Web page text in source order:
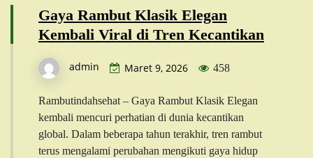
Gaya Rambut Klasik Elegan
Kembali Viral di Tren Kecantikan
admin Maret 9, 2026 458
Rambutindahsehat – Gaya Rambut Klasik Elegan
kembali mencuri perhatian di dunia kecantikan
global. Dalam beberapa tahun terakhir, tren rambut
terus mengalami perubahan mengikuti gaya hidup